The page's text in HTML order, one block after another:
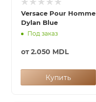
Versace Pour Homme
Dylan Blue
Под заказ
от2.050 MDL
Купить